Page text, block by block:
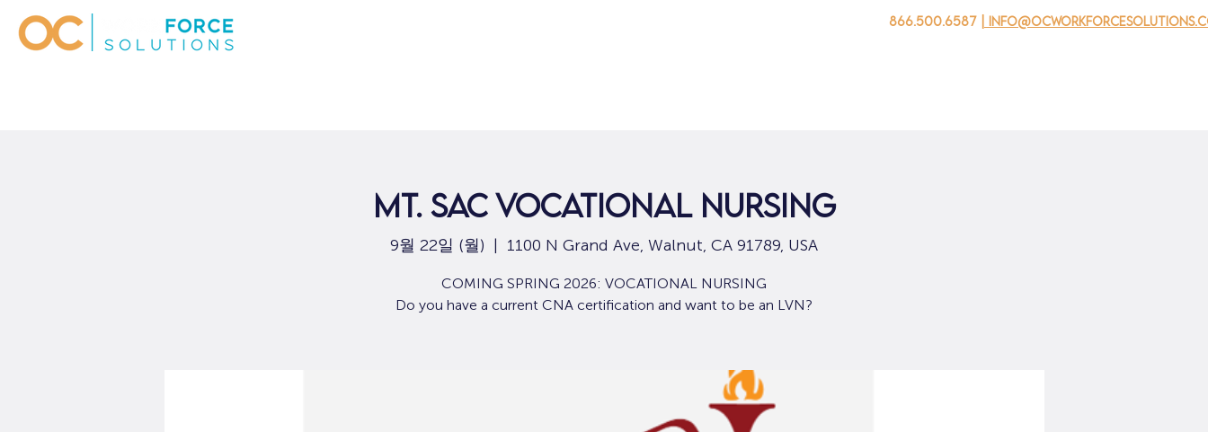
866.500.6587 |
Mt. Sac Vocational Nursing
9월 22일 (월)
  |
1100 N Grand Ave, Walnut, CA 91789, USA
COMING SPRING 2026: VOCATIONAL NURSING
Do you have a current CNA certification and want to be an LVN?